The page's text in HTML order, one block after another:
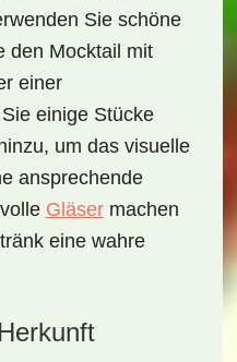
Sie schöne
den Mocktail mit
einer
einige Stücke
um das visuelle
ansprechende
Gläsermachen
eine wahre